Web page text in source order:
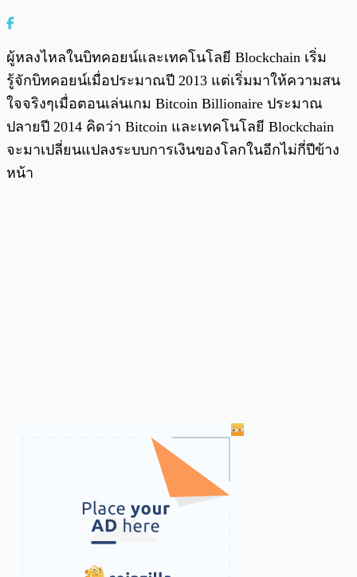
ผู้หลงไหลในบิทคอยน์และเทคโนโลยี Blockchain เริ่ม
รู้จักบิทคอยน์เมื่อประมาณปี 2013 แต่เริ่มมาให้ความสน
ใจจริงๆเมื่อตอนเล่นเกม Bitcoin Billionaire ประมาณ
ปลายปี 2014 คิดว่า Bitcoin และเทคโนโลยี Blockchain
จะมาเปลี่ยนแปลงระบบการเงินของโลกในอีกไม่กี่ปีข้าง
หน้า